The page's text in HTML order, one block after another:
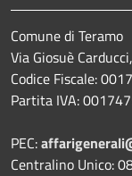
Comune di Teramo
Via Giosuè
Codice Fiscale:
Partita IVA:
PEC:
Centralino Unico: